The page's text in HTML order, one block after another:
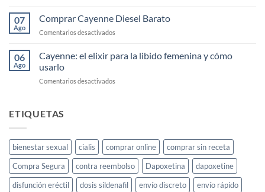
Cayenne
Mano
07
Ago
Comprar Cayenne Diesel Barato
Comentarios desactivados
Cayenne
06
Ago
Cayenne: el elixir para la libido femenina y cómo
usarlo
Comentarios desactivados
libido
femenina
y
cómo
usarlo
ETIQUETAS
bienestar sexual cialis comprar online
comprar sin receta
Compra Segura
contra reembolso Dapoxetina
dapoxetine
disfunción eréctil
dosis sildenafil envío discreto
envío rápido